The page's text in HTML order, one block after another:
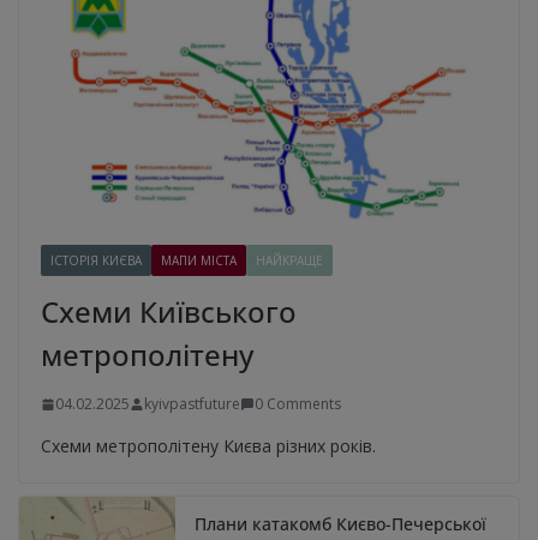
ІСТОРІЯ КИЄВА МАПИ МІСТА НАЙКРАЩЕ
Схеми Київського
метрополітену
04.02.2025 kyivpastfuture 0 Comments
Схеми метрополітену Києва різних років.
Плани катакомб Києво-Печерської